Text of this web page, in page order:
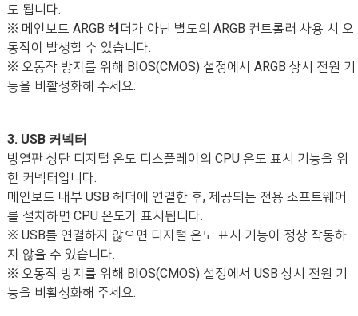
도 됩니다.
※ 메인보드 ARGB 헤더가 아닌 별도의 ARGB 컨트롤러 사용 시 오
동작이 발생할 수 있습니다.
※ 오동작 방지를 위해 BIOS(CMOS) 설정에서 ARGB 상시 전원 기
능을 비활성화해 주세요.
3. USB 커넥터
방열판 상단 디지털 온도 디스플레이의 CPU 온도 표시 기능을 위
한 커넥터입니다.
메인보드 내부 USB 헤더에 연결한 후, 제공되는 전용 소프트웨어
를 설치하면 CPU 온도가 표시됩니다.
※ USB를 연결하지 않으면 디지털 온도 표시 기능이 정상 작동하
지 않을 수 있습니다.
※ 오동작 방지를 위해 BIOS(CMOS) 설정에서 USB 상시 전원 기
능을 비활성화해 주세요.